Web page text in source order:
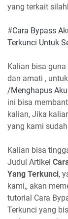
yang terkait
#Cara Bypass
Terkunci Untuk
Kalian bisa
dan amati ,
/Menghapus
ini bisa
kalian, Jika
yang kami
Kalian bisa
Judul Artikel
Yang Terkunci,
kami,, akan
tutorial Cara
Terkunci yang